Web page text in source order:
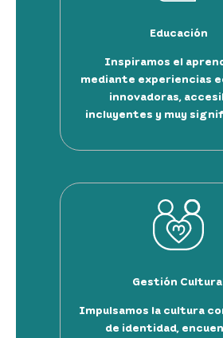
Educación
Inspiramos el
mediante experiencias
innovadoras,
incluyentes y muy
Gestión
Impulsamos la cultura
de identidad,